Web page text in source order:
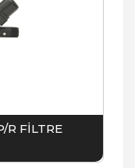
R FİLTRE